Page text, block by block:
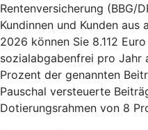
Rentenversicherung (BBG/
Kundinnen und Kunden aus
2026 können Sie 8.112
sozialabgabenfrei pro Jahr
Prozent der genannten
Pauschal versteuerte
Dotierungsrahmen von 8